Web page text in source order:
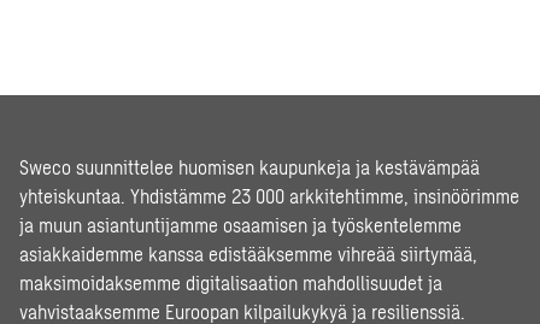
Sweco suunnittelee huomisen kaupunkeja ja kestävämpää
yhteiskuntaa. Yhdistämme 23 000 arkkitehtimme, insinöörimme
ja muun asiantuntijamme osaamisen ja työskentelemme
asiakkaidemme kanssa edistääksemme vihreää siirtymää,
maksimoidaksemme digitalisaation mahdollisuudet ja
vahvistaaksemme Euroopan kilpailukykyä ja resilienssiä.